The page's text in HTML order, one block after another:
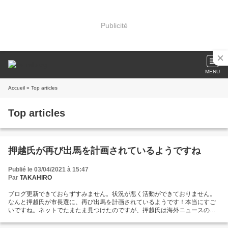
Publicité
MENU
Accueil » Top articles
Top articles
押越氏が再び出馬を計画されているようですね
Publié le 03/04/2021 à 15:47
Par TAKAHIRO
ブログ更新できておらずすみません。状況が悪く活動ができておりません。
なんと押越氏が市長選に、再び出馬を計画されているようです！本当にすご
いですね。ネットでたまたま見つけたのですが、押越氏は海外ニュースの記
technology｜Arab News Japan、日本語版の記事はこちら)。英語のタイトル